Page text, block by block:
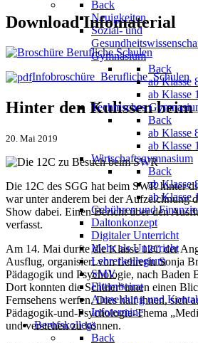
Back
Neuigkeiten
Sozial- und
Gymnasium
Back
ab Klasse
ab Klasse
Technisches
Back
ab Klasse
ab Klasse
Wirtschaftsgymnasium
Back
ab Klasse
ab Klasse
Gebühren und
Daltonkonzept
Digitaler Unterricht
Mehr als Unterricht
Lehrerkollegium
SMV
Elternbeirat
Anmeldung und
Infotermine
Berufskollegs
Back
Download Infomaterial
Infobroschüre_Berufliche_Schulen
Hinter den Kulissen beim
20. Mai 2019
Die 12C des SGG hat beim SWR hinter
war unter anderem bei der Aufzeichnung
Show dabei. Einen Bericht über den
verfasst.
Am 14. Mai durfte die Klasse 12C der
Ausflug, organisiert von Lehrerin Sonja
Pädagogik und Psychologie, nach Baden
Dort konnten die Schüler*innen einen
Fernsehens werfen. Dies half ihnen, sich
Pädagogik-und-Psychologie-Thema
und verstehen zu können.